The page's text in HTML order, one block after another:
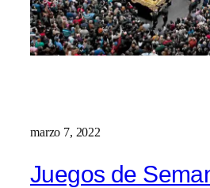
marzo 7, 2022
Juegos de